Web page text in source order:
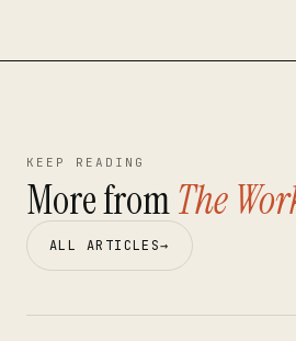
KEEP READING
More fromThe
ALL ARTICLES→